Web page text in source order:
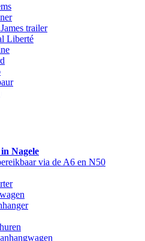
trailer
Liberté
Nagele
via de A6 en N50